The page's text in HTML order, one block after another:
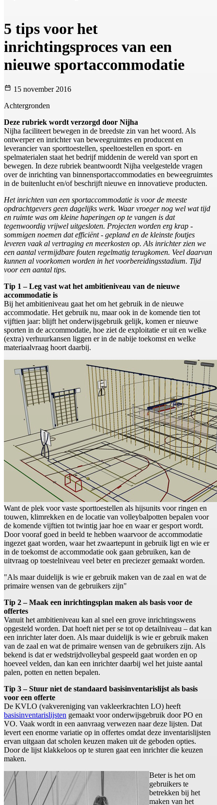
5 tips voor het
inrichtingsproces van een
nieuwe sportaccommodatie
15 november 2016
Achtergronden
Deze rubriek wordt verzorgd door Nijha
Nijha faciliteert bewegen in de breedste zin van het woord. Als
ontwerper en inrichter van beweegruimtes en producent en
leverancier van sporttoestellen, speeltoestellen en sport- en
spelmaterialen staat het bedrijf middenin de wereld van sport en
bewegen. In deze rubriek beantwoordt Nijha veelgestelde vragen
over de inrichting van binnensportaccommodaties en beweegruimtes
in de buitenlucht en/of beschrijft nieuwe en innovatieve producten.
Het inrichten van een sportaccommodatie is voor de meeste
opdrachtgevers geen dagelijks werk. Waar vroeger nog wel wat tijd
en ruimte was om kleine haperingen op te vangen is dat
tegenwoordig vrijwel uitgesloten. Projecten worden erg krap -
sommigen noemen dat efficiënt - gepland en de kleinste foutjes
leveren vaak al vertraging en meerkosten op. Als inrichter zien we
een aantal vermijdbare fouten regelmatig terugkomen. Veel daarvan
kunnen al voorkomen worden in het voorbereidingsstadium. Tijd
voor een aantal tips.
Tip 1 – Leg vast wat het ambitieniveau van de nieuwe
accommodatie is
Bij het ambitieniveau gaat het om het gebruik in de nieuwe
accommodatie. Het gebruik nu, maar ook in de komende tien tot
vijftien jaar: blijft het onderwijsgebruik gelijk, komen er nieuwe
sporten in de accommodatie, hoe ziet de exploitatie er uit en welke
(extra) verhuurkansen liggen er in de nabije toekomst en welke
materiaalvraag hoort daarbij.
Want de plek voor vaste sporttoestellen als hijsunits voor ringen en
touwen, klimrekken en de locatie van volleybalpotten bepalen voor
de komende vijftien tot twintig jaar hoe en waar er gesport wordt.
Door vooraf goed in beeld te hebben waarvoor de accommodatie
ingezet gaat worden, waar het zwaartepunt in gebruik ligt en wie er
in de toekomst de accommodatie ook gaan gebruiken, kan de
uitvraag op toestelniveau veel beter en preciezer gemaakt worden.
"Als maar duidelijk is wie er gebruik maken van de zaal en wat de
primaire wensen van de gebruikers zijn"
Tip 2 – Maak een inrichtingsplan maken als basis voor de
offertes
Vanuit het ambitieniveau kan al snel een grove inrichtingswens
opgesteld worden. Dat hoeft niet per se tot op detailniveau – dat kan
een inrichter later doen. Als maar duidelijk is wie er gebruik maken
van de zaal en wat de primaire wensen van de gebruikers zijn. Als
bekend is dat er wedstrijdvolleybal gespeeld gaat worden en op
hoeveel velden, dan kan een inrichter daarbij wel het juiste aantal
palen, potten en netten bepalen.
Tip 3 – Stuur niet de standaard basisinventarislijst als basis
voor een offerte
De KVLO (vakvereniging van vakleerkrachten LO) heeft
basisinventarislijsten gemaakt voor onderwijsgebruik door PO en
VO. Vaak wordt in een aanvraag verwezen naar deze lijsten. Dat
levert een enorme variatie op in offertes omdat deze inventarislijsten
ervan uitgaan dat scholen keuzen maken uit de geboden opties.
Door de lijst klakkeloos op te sturen gaat een inrichter die keuzen
maken.
Beter is het om
gebruikers te
betrekken bij het
maken van het